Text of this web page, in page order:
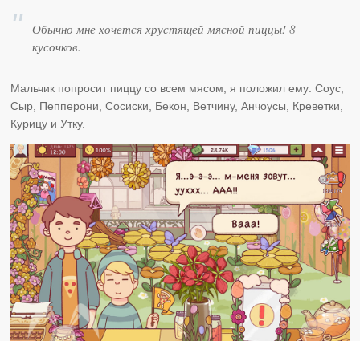
Обычно мне хочется хрустящей мясной пиццы! 8
кусочков.
Мальчик попросит пиццу со всем мясом, я положил ему: Соус,
Сыр, Пепперони, Сосиски, Бекон, Ветчину, Анчоусы, Креветки,
Курицу и Утку.